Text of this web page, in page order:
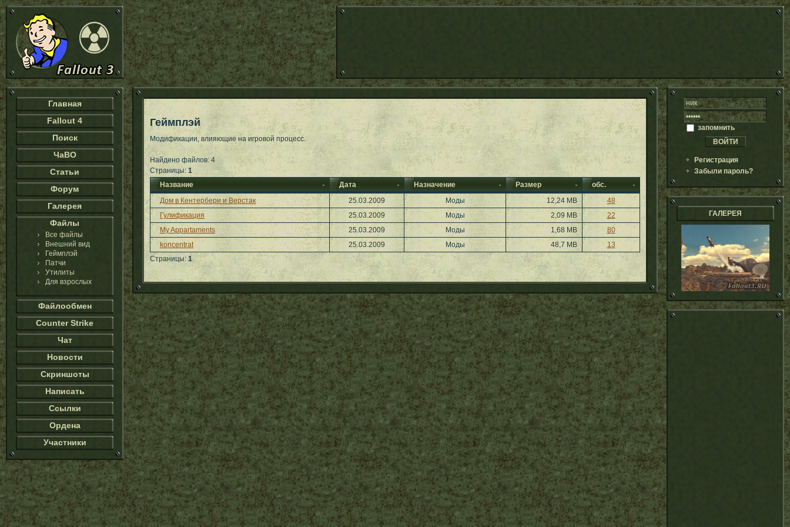
Главная
Fallout 4
Поиск
ЧаВО
Статьи
Форум
Галерея
Файлы
Все файлы
Внешний вид
Геймплэй
Патчи
Утилиты
Для взрослых
Файлообмен
Counter Strike
Чат
Новости
Скриншоты
Написать
Ссылки
Ордена
Участники
Геймплэй
Модификации, влияющие на игровой процесс.
Найдено файлов: 4
Страницы: 1
Название
Дата Назначение Размер
обс.
Дом в Кентербери и Верстак
25.03.2009 Моды 12,24 MB
48
Гулификация
25.03.2009 Моды 2,09 MB
22
My Appartaments
25.03.2009 Моды 1,68 MB
80
koncentrat
25.03.2009 Моды 48,7 MB
13
Страницы: 1
запомнить
Регистрация
Забыли пароль?
ГАЛЕРЕЯ